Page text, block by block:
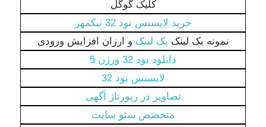
کلیک گوگل
خرید لایسنس نود 32 نیکمهر
نمونه بک لینک بک لینک و ارزان افزایش ورودی
دانلود نود 32 ورژن 5
لایسنس نود 32
تصاویر در رپورتاژ آگهی
متخصص سئو سایت